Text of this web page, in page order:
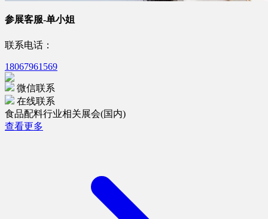
参展客服-单小姐
联系电话：
18067961569
微信联系
在线联系
食品配料行业相关展会(国内)
查看更多